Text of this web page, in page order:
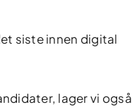
siste innen digital
lager vi også